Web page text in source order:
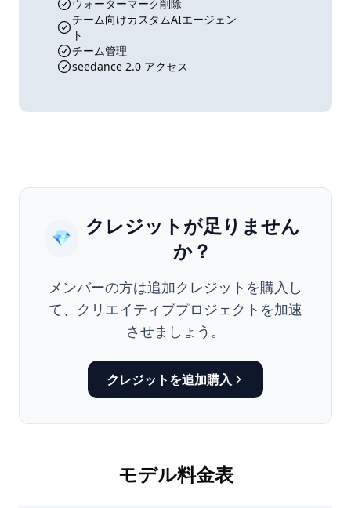
ウォーターマーク削除
チーム向けカスタムAIエージェン
ト
チーム管理
seedance 2.0 アクセス
💎
クレジットが足りません
か？
メンバーの方は追加クレジットを購入し
て、クリエイティブプロジェクトを加速
させましょう。
クレジットを追加購入
モデル料金表